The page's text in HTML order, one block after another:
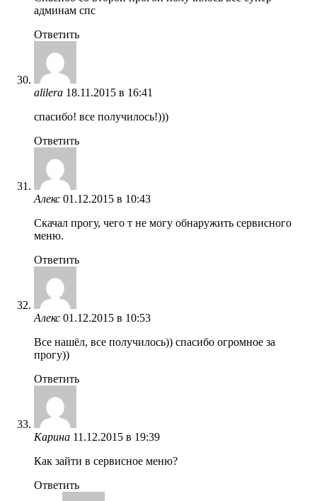
админам спс
Ответить
alilera 18.11.2015 в 16:41
спасибо! все получилось!)))
Ответить
Алекс 01.12.2015 в 10:43
Скачал прогу, чего т не могу обнаружить сервисного
меню.
Ответить
Алекс 01.12.2015 в 10:53
Все нашёл, все получилось)) спасибо огромное за
прогу))
Ответить
Карина 11.12.2015 в 19:39
Как зайти в сервисное меню?
Ответить